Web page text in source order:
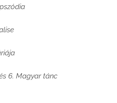
6. Magyar tánc